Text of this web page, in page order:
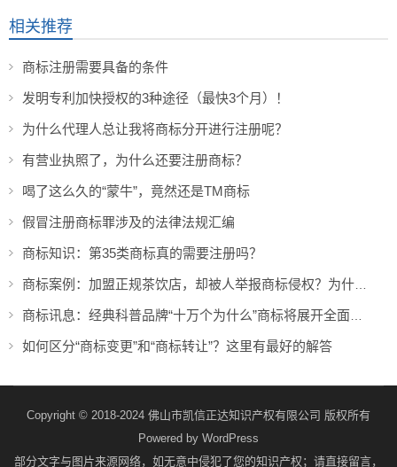
相关推荐
商标注册需要具备的条件
发明专利加快授权的3种途径（最快3个月）！
为什么代理人总让我将商标分开进行注册呢？
有营业执照了，为什么还要注册商标？
喝了这么久的“蒙牛”，竟然还是TM商标
假冒注册商标罪涉及的法律法规汇编
商标知识：第35类商标真的需要注册吗？
如何区分“商标变更”和“商标转让”？这里有最好的解答
Copyright © 2018-2024 佛山市凯信正达知识产权有限公司 版权所有
Powered by WordPress
部分文字与图片来源网络，如无意中侵犯了您的知识产权；请直接留言，